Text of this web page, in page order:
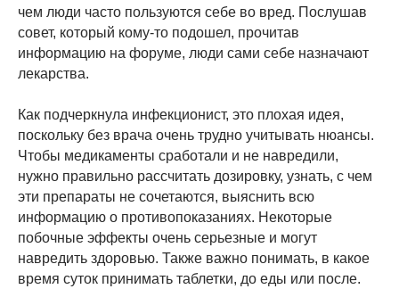
чем люди часто пользуются себе во вред. Послушав
совет, который кому-то подошел, прочитав
информацию на форуме, люди сами себе назначают
лекарства.
Как подчеркнула инфекционист, это плохая идея,
поскольку без врача очень трудно учитывать нюансы.
Чтобы медикаменты сработали и не навредили,
нужно правильно рассчитать дозировку, узнать, с чем
эти препараты не сочетаются, выяснить всю
информацию о противопоказаниях. Некоторые
побочные эффекты очень серьезные и могут
навредить здоровью. Также важно понимать, в какое
время суток принимать таблетки, до еды или после.